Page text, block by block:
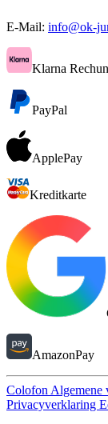
E-Mail: info@ok-
Klarna
PayPal
ApplePay
Kreditkarte
AmazonPay
ColofonAlgemene
Privacyverklaring